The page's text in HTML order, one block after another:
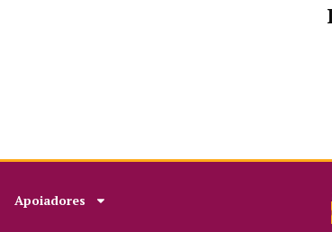
Apoiadores